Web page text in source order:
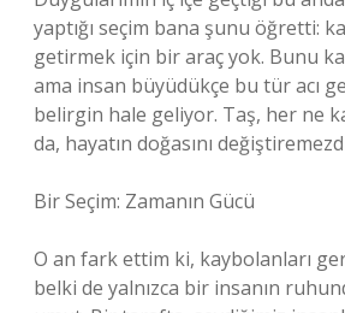
yaptığı seçim bana şunu öğretti:
getirmek için bir araç yok. Bunu
ama insan büyüdükçe bu tür acı
belirgin hale geliyor. Taş, her ne
da, hayatın doğasını
Bir Seçim: Zamanın Gücü
O an fark ettim ki, kaybolanları
belki de yalnızca bir insanın